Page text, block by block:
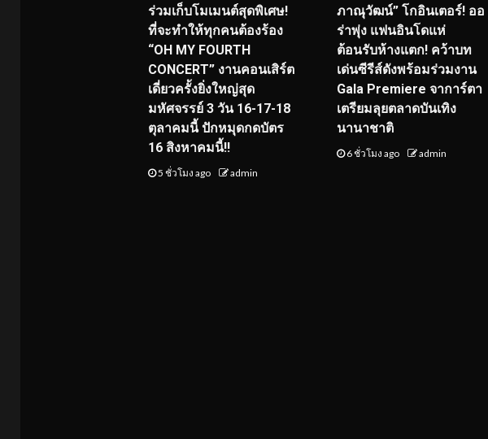
ร่วมเก็บโมเมนต์สุดพิเศษ!
ที่จะทำให้ทุกคนต้องร้อง
“OH MY FOURTH
CONCERT” งานคอนเสิร์ต
เดี่ยวครั้งยิ่งใหญ่สุด
มหัศจรรย์ 3 วัน 16-17-18
ตุลาคมนี้ ปักหมุดกดบัตร
16 สิงหาคมนี้!!
5 ชั่วโมง ago admin
ภาณุวัฒน์” โกอินเตอร์! ออ
ร่าพุ่ง แฟนอินโดแห่
ต้อนรับห้างแตก! คว้าบท
เด่นซีรีส์ดังพร้อมร่วมงาน
Gala Premiere จาการ์ตา
เตรียมลุยตลาดบันเทิง
นานาชาติ
6 ชั่วโมง ago admin